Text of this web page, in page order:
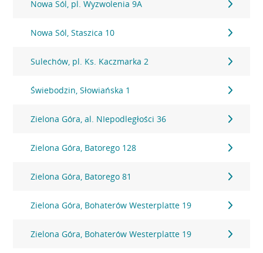
Nowa Sól, pl. Wyzwolenia 9A
Nowa Sól, Staszica 10
Sulechów, pl. Ks. Kaczmarka 2
Świebodzin, Słowiańska 1
Zielona Góra, al. NIepodległości 36
Zielona Góra, Batorego 128
Zielona Góra, Batorego 81
Zielona Góra, Bohaterów Westerplatte 19
Zielona Góra, Bohaterów Westerplatte 19